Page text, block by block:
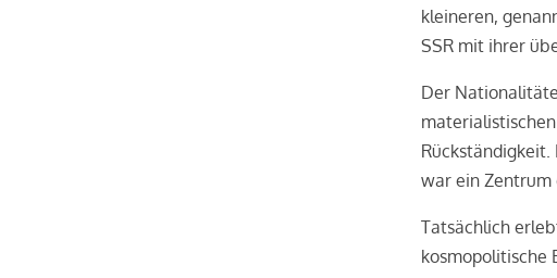
kleineren,
SSR mit ihrer
Der
Rückständigkeit.
war ein Zentrum
Tatsächlich
kosmopolitische